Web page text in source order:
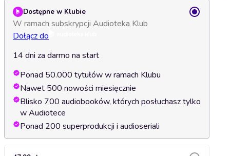
Dostępne w Klubie
W ramach subskrypcji Audioteka Klub
Dołącz do
14 dni za darmo na start
Ponad 50.000 tytułów w ramach Klubu
Nawet 500 nowości miesięcznie
Blisko 700 audiobooków, których posłuchasz tylko
w Audiotece
Ponad 200 superprodukcji i audioseriali